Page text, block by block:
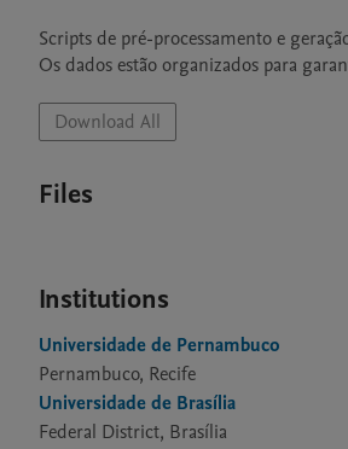
Scripts de pré-processamento e
Os dados estão organizados para
Download All
Files
Institutions
Universidade de Pernambuco
Pernambuco, Recife
Universidade de Brasília
Federal District, Brasília